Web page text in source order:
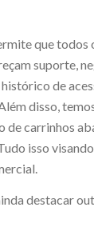
que todos
suporte,
de
disso,
de carrinhos
isso
destacar